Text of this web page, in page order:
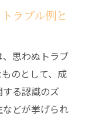
ラブル例と
思わぬトラブ
のとして、成
る認識のズ
どが挙げられ